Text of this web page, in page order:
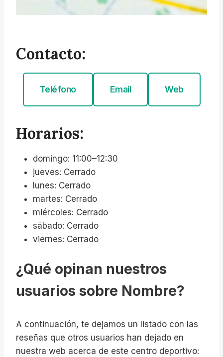
Contacto:
Teléfono Email Web
Horarios:
domingo: 11:00–12:30
jueves: Cerrado
lunes: Cerrado
martes: Cerrado
miércoles: Cerrado
sábado: Cerrado
viernes: Cerrado
¿Qué opinan nuestros
usuarios sobre Nombre?
A continuación, te dejamos un listado con las
reseñas que otros usuarios han dejado en
nuestra web acerca de este centro deportivo: